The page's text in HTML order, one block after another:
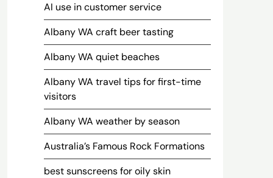
AI use in customer service
Albany WA craft beer tasting
Albany WA quiet beaches
Albany WA travel tips for first-time
visitors
Albany WA weather by season
Australia’s Famous Rock Formations
best sunscreens for oily skin